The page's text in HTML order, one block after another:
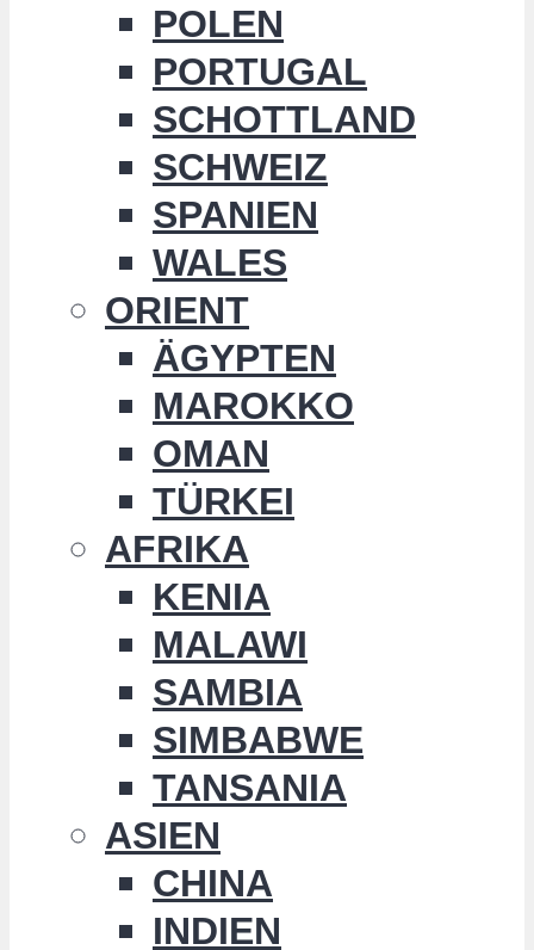
POLEN
PORTUGAL
SCHOTTLAND
SCHWEIZ
SPANIEN
WALES
ORIENT
ÄGYPTEN
MAROKKO
OMAN
TÜRKEI
AFRIKA
KENIA
MALAWI
SAMBIA
SIMBABWE
TANSANIA
ASIEN
CHINA
INDIEN